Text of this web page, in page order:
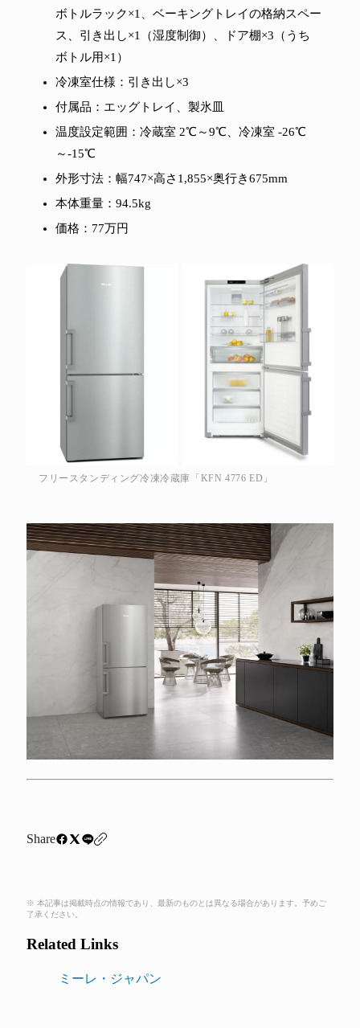
ボトルラック×1、ベーキングトレイの格納スペー
ス、引き出し×1（湿度制御）、ドア棚×3（うち
ボトル用×1）
冷凍室仕様：引き出し×3
付属品：エッグトレイ、製氷皿
温度設定範囲：冷蔵室 2℃～9℃、冷凍室 -26℃
～-15℃
外形寸法：幅747×高さ1,855×奥行き675mm
本体重量：94.5kg
価格：77万円
フリースタンディング冷凍冷蔵庫「KFN 4776 ED」
Share
※ 本記事は掲載時点の情報であり、最新のものとは異なる場合があります。予めご
了承ください。
Related Links
ミーレ・ジャパン